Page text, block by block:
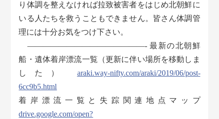
り体調を整えなければ拉致被害者をはじめ北朝鮮に
いる人たちを救うこともできません。皆さん体調管
理には十分お気をつけ下さい。
———————————————- 最新の北朝鮮
船・遺体着岸漂流一覧（更新に伴い場所を移動しま
した） araki.way-nifty.com/araki/2019/06/post-
6cc9b5.html
着岸漂流一覧と失踪関連地点マップ
drive.google.com/open?